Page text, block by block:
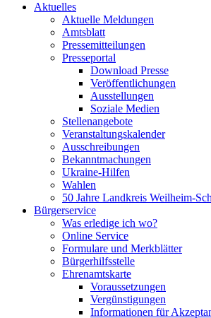
Aktuelles
Aktuelle Meldungen
Amtsblatt
Pressemitteilungen
Presseportal
Download Presse
Veröffentlichungen
Ausstellungen
Soziale Medien
Stellenangebote
Veranstaltungskalender
Ausschreibungen
Bekanntmachungen
Ukraine-Hilfen
Wahlen
50 Jahre Landkreis Weilheim-
Bürgerservice
Was erledige ich wo?
Online Service
Formulare und Merkblätter
Bürgerhilfsstelle
Ehrenamtskarte
Voraussetzungen
Vergünstigungen
Informationen für